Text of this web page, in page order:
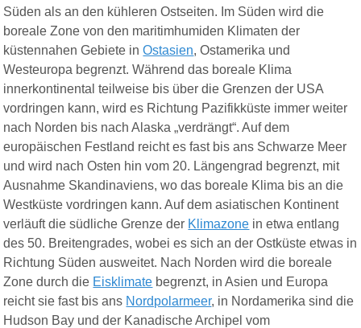
Süden als an den kühleren Ostseiten. Im Süden wird die
boreale Zone von den maritimhumiden Klimaten der
küstennahen Gebiete inOstasien, Ostamerika und
Westeuropa begrenzt. Während das boreale Klima
innerkontinental teilweise bis über die Grenzen der USA
vordringen kann, wird es Richtung Pazifikküste immer weiter
nach Norden bis nach Alaska „verdrängt“. Auf dem
europäischen Festland reicht es fast bis ans Schwarze Meer
und wird nach Osten hin vom 20. Längengrad begrenzt, mit
Ausnahme Skandinaviens, wo das boreale Klima bis an die
Westküste vordringen kann. Auf dem asiatischen Kontinent
verläuft die südliche Grenze der Klimazone in etwa entlang
des 50. Breitengrades, wobei es sich an der Ostküste etwas in
Richtung Süden ausweitet. Nach Norden wird die boreale
Zone durch die Eisklimate begrenzt, in Asien und Europa
reicht sie fast bis ans Nordpolarmeer, in Nordamerika sind die
Hudson Bay und der Kanadische Archipel vom